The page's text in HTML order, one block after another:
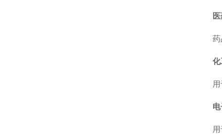
药
化